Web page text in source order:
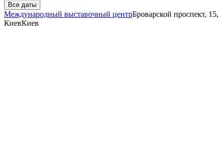
Все даты
Международный выставочный центрБроварской проспект, 15,
КиевКиев